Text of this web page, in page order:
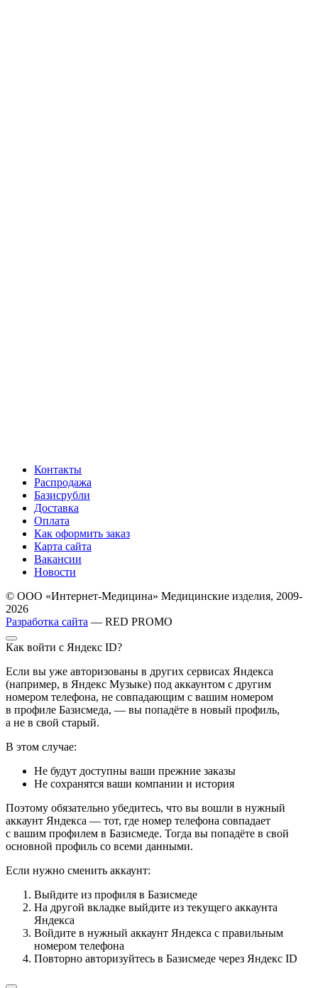
Контакты
Распродажа
Базисрубли
Доставка
Оплата
Как оформить заказ
Карта сайта
Вакансии
Новости
© ООО «Интернет-Медицина» Медицинские изделия, 2009-
2026
Разработка сайта — RED PROMO
Как войти с Яндекс ID?
Если вы уже авторизованы в других сервисах Яндекса
(например, в Яндекс Музыке) под аккаунтом с другим
номером телефона, не совпадающим с вашим номером
в профиле Базисмеда, — вы попадёте в новый профиль,
а не в свой старый.
В этом случае:
Не будут доступны ваши прежние заказы
Не сохранятся ваши компании и история
Поэтому обязательно убедитесь, что вы вошли в нужный
аккаунт Яндекса — тот, где номер телефона совпадает
с вашим профилем в Базисмеде. Тогда вы попадёте в свой
основной профиль со всеми данными.
Если нужно сменить аккаунт:
Выйдите из профиля в Базисмеде
На другой вкладке выйдите из текущего аккаунта
Яндекса
Войдите в нужный аккаунт Яндекса с правильным
номером телефона
Повторно авторизуйтесь в Базисмеде через Яндекс ID